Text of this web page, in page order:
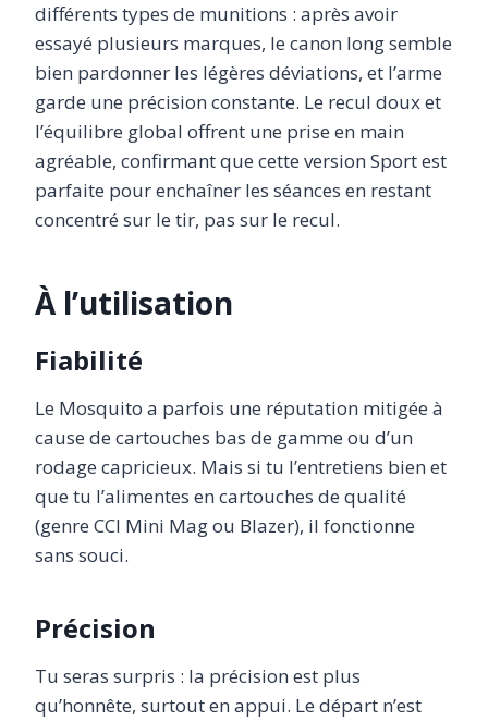
différents types de munitions : après avoir
essayé plusieurs marques, le canon long semble
bien pardonner les légères déviations, et l’arme
garde une précision constante. Le recul doux et
l’équilibre global offrent une prise en main
agréable, confirmant que cette version Sport est
parfaite pour enchaîner les séances en restant
concentré sur le tir, pas sur le recul.
À l’utilisation
Fiabilité
Le Mosquito a parfois une réputation mitigée à
cause de cartouches bas de gamme ou d’un
rodage capricieux. Mais si tu l’entretiens bien et
que tu l’alimentes en cartouches de qualité
(genre CCI Mini Mag ou Blazer), il fonctionne
sans souci.
Précision
Tu seras surpris : la précision est plus
qu’honnête, surtout en appui. Le départ n’est